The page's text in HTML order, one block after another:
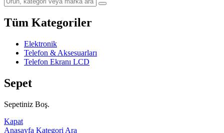
Tüm Kategoriler
Elektronik
Telefon & Aksesuarları
Telefon Ekranı LCD
Sepet
Sepetiniz Boş.
Kapat
Anasayfa Kategori Ara